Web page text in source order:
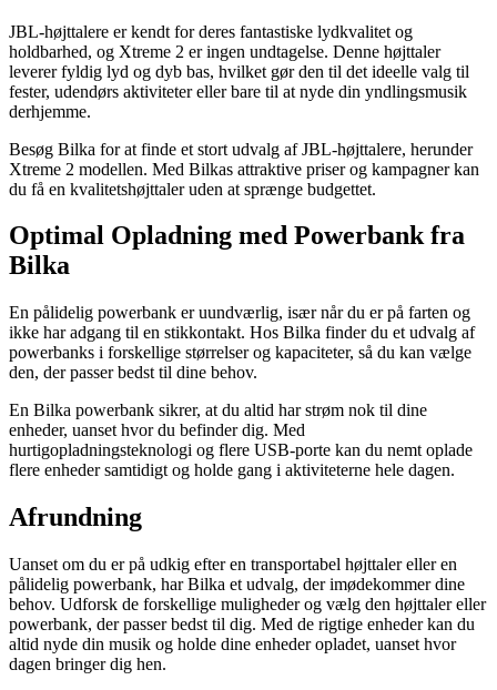
JBL-højttalere er kendt for deres fantastiske lydkvalitet og
holdbarhed, og Xtreme 2 er ingen undtagelse. Denne højttaler
leverer fyldig lyd og dyb bas, hvilket gør den til det ideelle valg til
fester, udendørs aktiviteter eller bare til at nyde din yndlingsmusik
derhjemme.
Besøg Bilka for at finde et stort udvalg af JBL-højttalere, herunder
Xtreme 2 modellen. Med Bilkas attraktive priser og kampagner kan
du få en kvalitetshøjttaler uden at sprænge budgettet.
Optimal Opladning med Powerbank fra
Bilka
En pålidelig powerbank er uundværlig, især når du er på farten og
ikke har adgang til en stikkontakt. Hos Bilka finder du et udvalg af
powerbanks i forskellige størrelser og kapaciteter, så du kan vælge
den, der passer bedst til dine behov.
En Bilka powerbank sikrer, at du altid har strøm nok til dine
enheder, uanset hvor du befinder dig. Med
hurtigopladningsteknologi og flere USB-porte kan du nemt oplade
flere enheder samtidigt og holde gang i aktiviteterne hele dagen.
Afrundning
Uanset om du er på udkig efter en transportabel højttaler eller en
pålidelig powerbank, har Bilka et udvalg, der imødekommer dine
behov. Udforsk de forskellige muligheder og vælg den højttaler eller
powerbank, der passer bedst til dig. Med de rigtige enheder kan du
altid nyde din musik og holde dine enheder opladet, uanset hvor
dagen bringer dig hen.